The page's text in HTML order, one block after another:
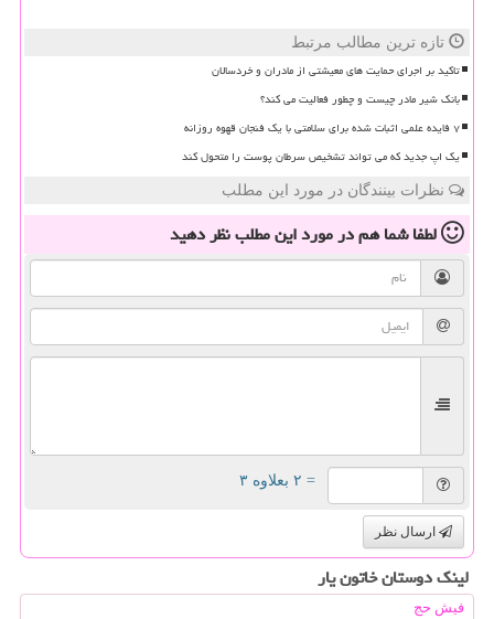
تازه ترین مطالب مرتبط
تاکید بر اجرای حمایت های معیشتی از مادران و خردسالان
بانک شیر مادر چیست و چطور فعالیت می کند؟
۷ فایده علمی اثبات شده برای سلامتی با یک فنجان قهوه روزانه
یک اپ جدید که می تواند تشخیص سرطان پوست را متحول کند
نظرات بینندگان در مورد این مطلب
لطفا شما همدر مورد این مطلبنظر دهید
= ۲ بعلاوه ۳
ارسال نظر
لینک دوستان خاتون یار
فیش حج